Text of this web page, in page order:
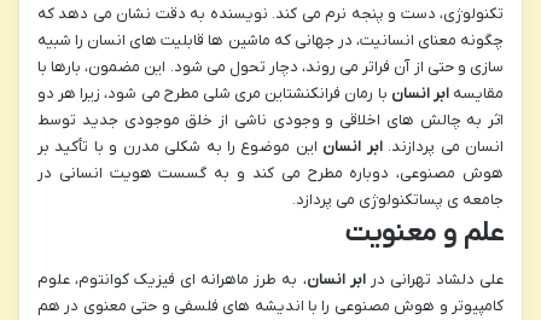
تکنولوژی، دست و پنجه نرم می کند. نویسنده به دقت نشان می دهد که
چگونه معنای انسانیت، در جهانی که ماشین ها قابلیت های انسان را شبیه
سازی و حتی از آن فراتر می روند، دچار تحول می شود. این مضمون، بارها با
مقایسهابر انسان با رمان فرانکنشتاین مری شلی مطرح می شود، زیرا هر دو
اثر به چالش های اخلاقی و وجودی ناشی از خلق موجودی جدید توسط
انسان می پردازند.ابر انسان این موضوع را به شکلی مدرن و با تأکید بر
هوش مصنوعی، دوباره مطرح می کند و به گسست هویت انسانی در
جامعه ی پساتکنولوژی می پردازد.
علم و معنویت
علی دلشاد تهرانی درابر انسان، به طرز ماهرانه ای فیزیک کوانتوم، علوم
کامپیوتر و هوش مصنوعی را با اندیشه های فلسفی و حتی معنوی در هم